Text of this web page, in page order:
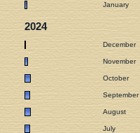
January
2024
December
November
October
September
August
July